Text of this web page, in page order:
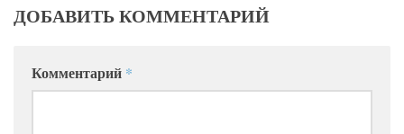
ДОБАВИТЬ КОММЕНТАРИЙ
Комментарий *